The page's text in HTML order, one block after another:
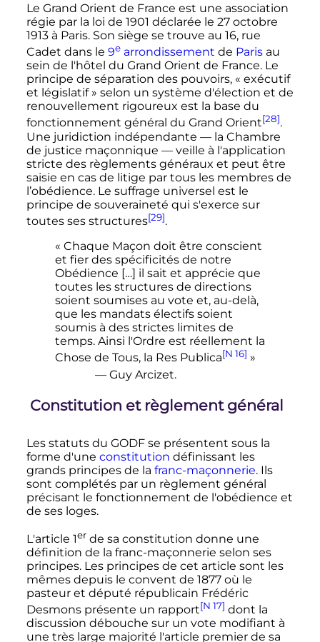
Le Grand Orient de France est une association
régie par la loi de 1901 déclarée le 27 octobre
1913à Paris. Son siège se trouve au 16, rue
Cadet dans le 9earrondissement de Parisau
sein de l'hôtel du Grand Orient de France. Le
principe de séparation des pouvoirs, « exécutif
et législatif » selon un système d'élection et de
renouvellement rigoureux est la base du
fonctionnement général du Grand Orient[28].
Une juridiction indépendante — la Chambre
de justice maçonnique — veille à l'application
stricte des règlements généraux et peut être
saisie en cas de litige par tous les membres de
l’obédience. Le suffrage universel est le
principe de souveraineté qui s'exerce sur
toutes ses structures[29].
« Chaque Maçon doit être conscient
et fier des spécificités de notre
Obédience […] il sait et apprécie que
toutes les structures de directions
soient soumises au vote et, au-delà,
que les mandats électifs soient
soumis à des strictes limites de
temps. Ainsi l'Ordre est réellement la
Chose de Tous, la Res Publica[N 16] »
— Guy Arcizet.
Constitution et règlement général
Les statuts du GODF se présentent sous la
forme d'une constitution définissant les
grands principes de la franc-maçonnerie. Ils
sont complétés par un règlement général
précisant le fonctionnement de l'obédience et
de ses loges.
L'article 1erde sa constitution donne une
définition de la franc-maçonnerie selon ses
principes. Les principes de cet article sont les
mêmes depuis le convent de 1877où le
pasteur et député républicain Frédéric
Desmons présente un rapport[N 17] dont la
discussion débouche sur un vote modifiant à
une très large majorité l'article premier de sa